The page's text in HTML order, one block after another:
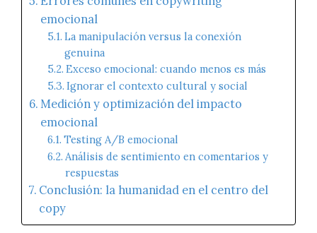
emocional
La manipulación versus la conexión
genuina
Exceso emocional: cuando menos es más
Ignorar el contexto cultural y social
Medición y optimización del impacto
emocional
Testing A/B emocional
Análisis de sentimiento en comentarios y
respuestas
Conclusión: la humanidad en el centro del
copy